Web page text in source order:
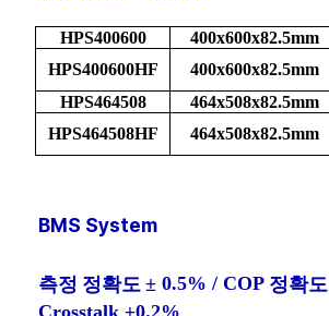
HPS400600
400x600x82.5mm
HPS400600HF
400x600x82.5mm
HPS464508
464x508x82.5mm
HPS464508HF
464x508x82.5mm
BMS System
측정 정확도 ± 0.5% / COP 정확도